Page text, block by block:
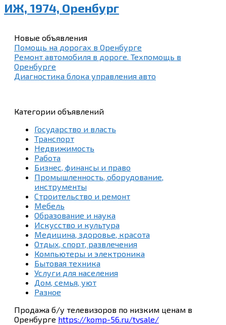
ИЖ, 1974, Оренбург
Новые объявления
Помощь на дорогах в Оренбурге
Ремонт автомобиля в дороге. Техпомощь в
Оренбурге
Диагностика блока управления авто
Категории объявлений
Государство и власть
Транспорт
Недвижимость
Работа
Бизнес, финансы и право
Промышленность, оборудование,
инструменты
Строительство и ремонт
Мебель
Образование и наука
Искусство и культура
Медицина, здоровье, красота
Отдых, спорт, развлечения
Компьютеры и электроника
Бытовая техника
Услуги для населения
Дом, семья, уют
Разное
Продажа б/у телевизоров по низким ценам в
Оренбурге https://komp-56.ru/tvsale/